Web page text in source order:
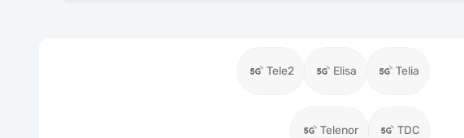
Telia
Elisa
Tele2
TDC
Telenor